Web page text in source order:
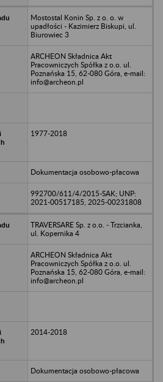
Mostostal Konin Sp. z o. o. w
upadłości - Kazimierz Biskupi, ul.
Biurowiec 3
ARCHEON Składnica Akt
Pracowniczych Spółka z o.o. ul.
Poznańska 15, 62-080 Góra, e-mail:
info@archeon.pl
1977-2018
Dokumentacja osobowo-płacowa
992700/611/4/2015-SAK; UNP:
2021-00517185, 2025-00231808
TRAVERSARE Sp. z o.o. - Trzcianka,
ul. Kopernika 4
ARCHEON Składnica Akt
Pracowniczych Spółka z o.o. ul.
Poznańska 15, 62-080 Góra, e-mail:
info@archeon.pl
2014-2018
Dokumentacja osobowo-płacowa